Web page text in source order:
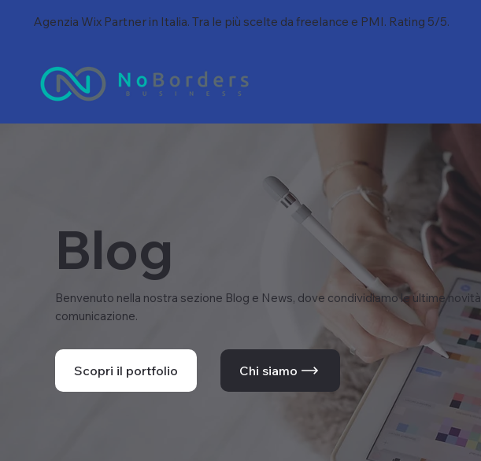
Agenzia Wix Partner in Italia. Tra le più scelte da freelance e PMI. Rating 5/5.
Blog
Benvenuto nella nostra sezione Blog e News, dove condividiamo le ultime
comunicazione.
Scopri il portfolio Chi siamo